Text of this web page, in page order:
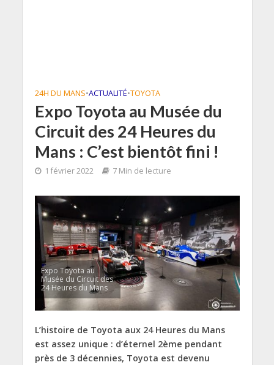
24H DU MANS•ACTUALITÉ•TOYOTA
Expo Toyota au Musée du
Circuit des 24 Heures du
Mans : C’est bientôt fini !
1 février 2022 7 Min de lecture
Expo Toyota au
Musée du Circuit des
24 Heures du Mans
L’histoire de Toyota aux 24 Heures du Mans
est assez unique : d’éternel 2ème pendant
près de 3 décennies, Toyota est devenu